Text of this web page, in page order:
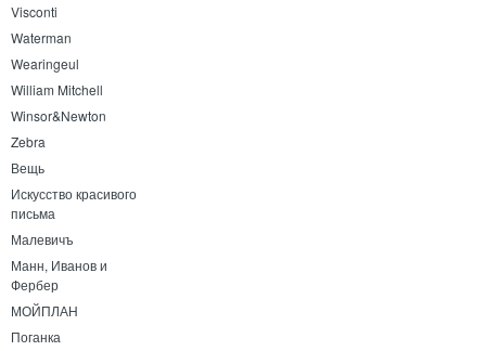
Visconti
Waterman
Wearingeul
William Mitchell
Winsor&Newton
Zebra
Вещь
Искусство красивого
письма
Малевичъ
Манн, Иванов и
Фербер
МОЙПЛАН
Поганка